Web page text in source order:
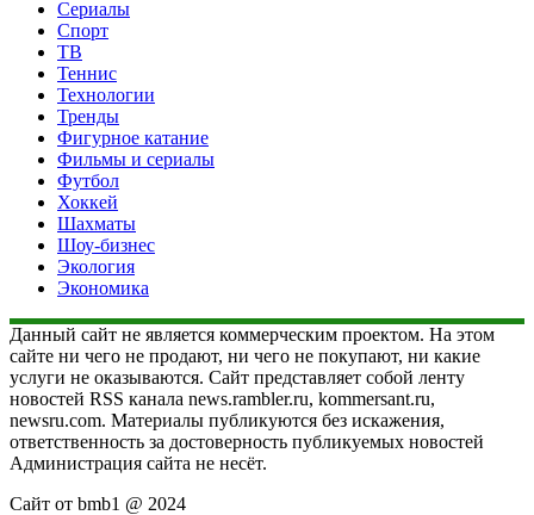
Сериалы
Спорт
ТВ
Теннис
Технологии
Тренды
Фигурное катание
Фильмы и сериалы
Футбол
Хоккей
Шахматы
Шоу-бизнес
Экология
Экономика
Данный сайт не является коммерческим проектом. На этом
сайте ни чего не продают, ни чего не покупают, ни какие
услуги не оказываются. Сайт представляет собой ленту
новостей RSS канала news.rambler.ru, kommersant.ru,
newsru.com. Материалы публикуются без искажения,
ответственность за достоверность публикуемых новостей
Администрация сайта не несёт.
Сайт от bmb1 @ 2024